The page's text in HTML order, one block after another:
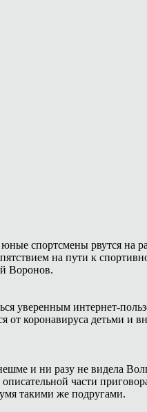
спортсмены рвутся на
на пути к
Воронов.
уверенным интернет-
коронавируса детьми и
и ни разу не видела
части
такими же подругами.